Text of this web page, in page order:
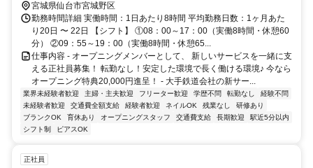
宮城県仙台市宮城野区
勤務時間詳細 実働時間：1日あたり8時間 平均勤務日数：1ヶ月あた
り20日 〜 22日 【シフト】 ①08：00～17：00（実働8時間・休憩60
分） ②09：55～19：00（実働8時間・休憩65...
仕事内容 - オープニングメンバーとして、 新しいサービスを一緒に支
える正社員募集！ 転勤なし！安定した環境で長く働ける環境♪ 今なら
オープニング特典20,000円進呈！ - 大手鉄道会社の新サー...
業界未経験者歓迎 主婦・主夫歓迎 フリーター歓迎 学歴不問 転勤なし
経験不問
未経験者歓迎
交通費全額支給 経験者歓迎 ネイルOK 残業なし
研修あり
ブランクOK
育休あり オープニングスタッフ 交通費支給 長期歓迎
駅近5分以内
シフト制
ピアスOK
正社員